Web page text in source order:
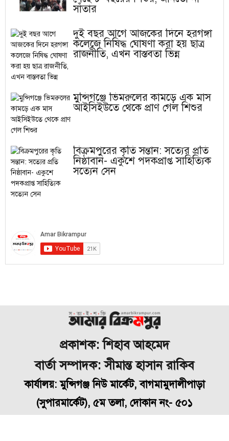
সাঁতার
দুই বছর আগে আজকের দিনে হরগঙ্গা
কলেজে নিষিদ্ধ ঘোষণা করা হয় ছাত্র
রাজনীতি, এখন বাস্তবতা ভিন্ন
মুন্সিগঞ্জে ভিমরুলের কামড়ে এক মাস
আইসিইউতে থেকে প্রাণ গেল শিশুর
বিক্রমপুরের কৃতি সন্তান: সত্যের প্রতি
নিষ্ঠাবান- একুশে পদকপ্রাপ্ত সাহিত্যিক
সত্যেন সেন
প্রকাশক: শিহাব আহমেদ
বার্তা সম্পাদক: সীমান্ত হাসান রাকিব
কার্যালয়: মুন্সিগঞ্জ নিউ মার্কেট, বাগমামুদালীপাড়া
(সুপারমার্কেট), ৫ম তলা, দোকান নং- ৫০১